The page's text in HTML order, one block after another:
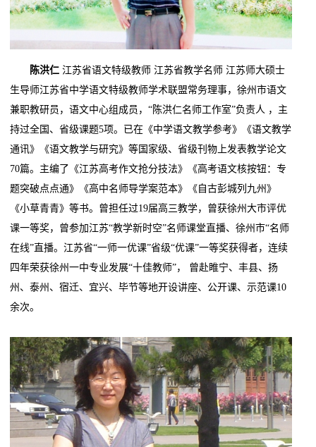
陈洪仁 江苏省语文特级教师 江苏省教学名师 江苏师大硕士
生导师江苏省中学语文特级教师学术联盟常务理事，徐州市语文
兼职教研员，语文中心组成员，“陈洪仁名师工作室”负责人 ，主
持过全国、省级课题5项。已在《中学语文教学参考》《语文教学
通讯》《语文教学与研究》等国家级、省级刊物上发表教学论文
70篇。主编了《江苏高考作文抢分技法》《高考语文核按钮：专
题突破点点通》《高中名师导学案范本》《自古彭城列九州》
《小草青青》等书。曾担任过19届高三教学，曾获徐州大市评优
课一等奖，曾参加江苏“教学新时空”名师课堂直播、徐州市“名师
在线”直播。江苏省“一师一优课”省级“优课”一等奖获得者，连续
四年荣获徐州一中专业发展“十佳教师”， 曾赴睢宁、丰县、扬
州、泰州、宿迁、宜兴、毕节等地开设讲座、公开课、示范课10
余次。